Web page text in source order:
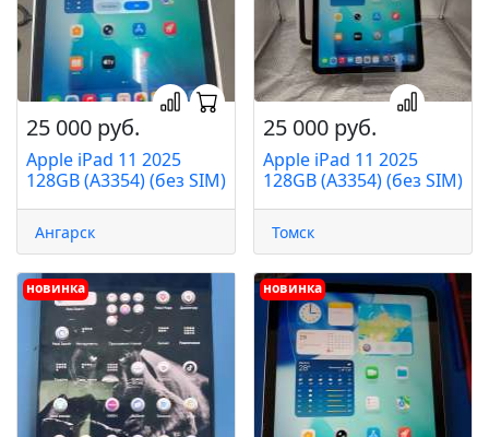
25 000 руб.
Apple iPad 11 2025
128GB (A3354) (без SIM)
Ангарск
25 000 руб.
Apple iPad 11 2025
128GB (A3354) (без SIM)
Томск
новинка новинка